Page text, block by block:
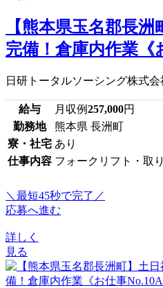
【熊本県玉名郡長
完備！倉庫内作業《
日研トータルソーシング株式会
給与 月収例257,000円
勤務地
熊本県 長洲町
寮・社宅 あり
仕事内容 フォークリフト・取
＼最短45秒で完了／
応募へ進む
詳しく
見る